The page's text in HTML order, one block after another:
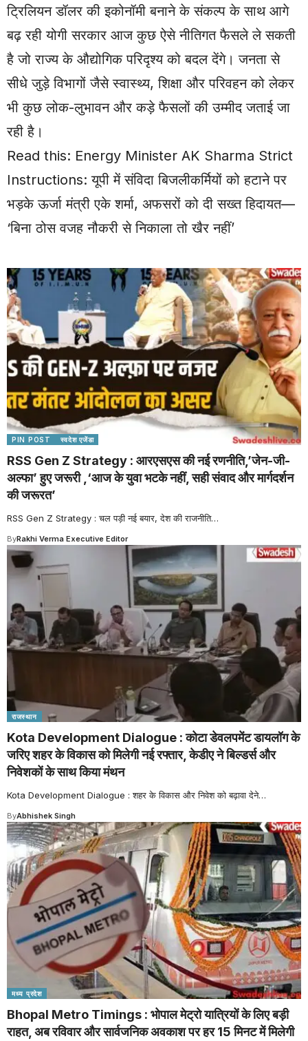
ट्रिलियन डॉलर की इकोनॉमी बनाने के संकल्प के साथ आगे
बढ़ रही योगी सरकार आज कुछ ऐसे नीतिगत फैसले ले सकती
है जो राज्य के औद्योगिक परिदृश्य को बदल देंगे। जनता से
सीधे जुड़े विभागों जैसे स्वास्थ्य, शिक्षा और परिवहन को लेकर
भी कुछ लोक-लुभावन और कड़े फैसलों की उम्मीद जताई जा
रही है।
Read this: Energy Minister AK Sharma Strict
Instructions: यूपी में संविदा बिजलीकर्मियों को हटाने पर
भड़के ऊर्जा मंत्री एके शर्मा, अफसरों को दी सख्त हिदायत—
‘बिना ठोस वजह नौकरी से निकाला तो खैर नहीं’
PIN POST स्वदेश एजेंडा
RSS Gen Z Strategy : आरएसएस की नई रणनीति,’जेन-जी-
अल्फा’ हुए जरूरी ,‘आज के युवा भटके नहीं, सही संवाद और मार्गदर्शन
की जरूरत’
RSS Gen Z Strategy : चल पड़ी नई बयार, देश की राजनीति…
ByRakhi Verma Executive Editor
राजस्थान
Kota Development Dialogue : कोटा डेवलपमेंट डायलॉग के
जरिए शहर के विकास को मिलेगी नई रफ्तार, केडीए ने बिल्डर्स और
निवेशकों के साथ किया मंथन
Kota Development Dialogue : शहर के विकास और निवेश को बढ़ावा देने…
ByAbhishek Singh
मध्य प्रदेश
Bhopal Metro Timings : भोपाल मेट्रो यात्रियों के लिए बड़ी
राहत, अब रविवार और सार्वजनिक अवकाश पर हर 15 मिनट में मिलेगी